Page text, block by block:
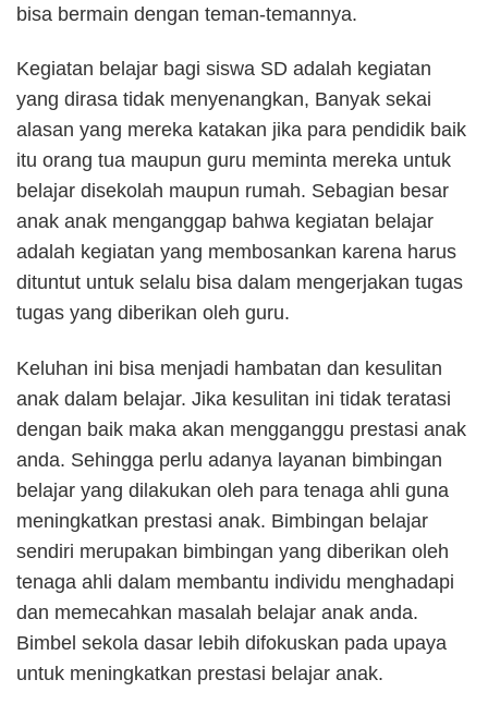
bisa bermain dengan teman-temannya.
Kegiatan belajar bagi siswa SD adalah kegiatan
yang dirasa tidak menyenangkan, Banyak sekai
alasan yang mereka katakan jika para pendidik baik
itu orang tua maupun guru meminta mereka untuk
belajar disekolah maupun rumah. Sebagian besar
anak anak menganggap bahwa kegiatan belajar
adalah kegiatan yang membosankan karena harus
dituntut untuk selalu bisa dalam mengerjakan tugas
tugas yang diberikan oleh guru.
Keluhan ini bisa menjadi hambatan dan kesulitan
anak dalam belajar. Jika kesulitan ini tidak teratasi
dengan baik maka akan mengganggu prestasi anak
anda. Sehingga perlu adanya layanan bimbingan
belajar yang dilakukan oleh para tenaga ahli guna
meningkatkan prestasi anak. Bimbingan belajar
sendiri merupakan bimbingan yang diberikan oleh
tenaga ahli dalam membantu individu menghadapi
dan memecahkan masalah belajar anak anda.
Bimbel sekola dasar lebih difokuskan pada upaya
untuk meningkatkan prestasi belajar anak.